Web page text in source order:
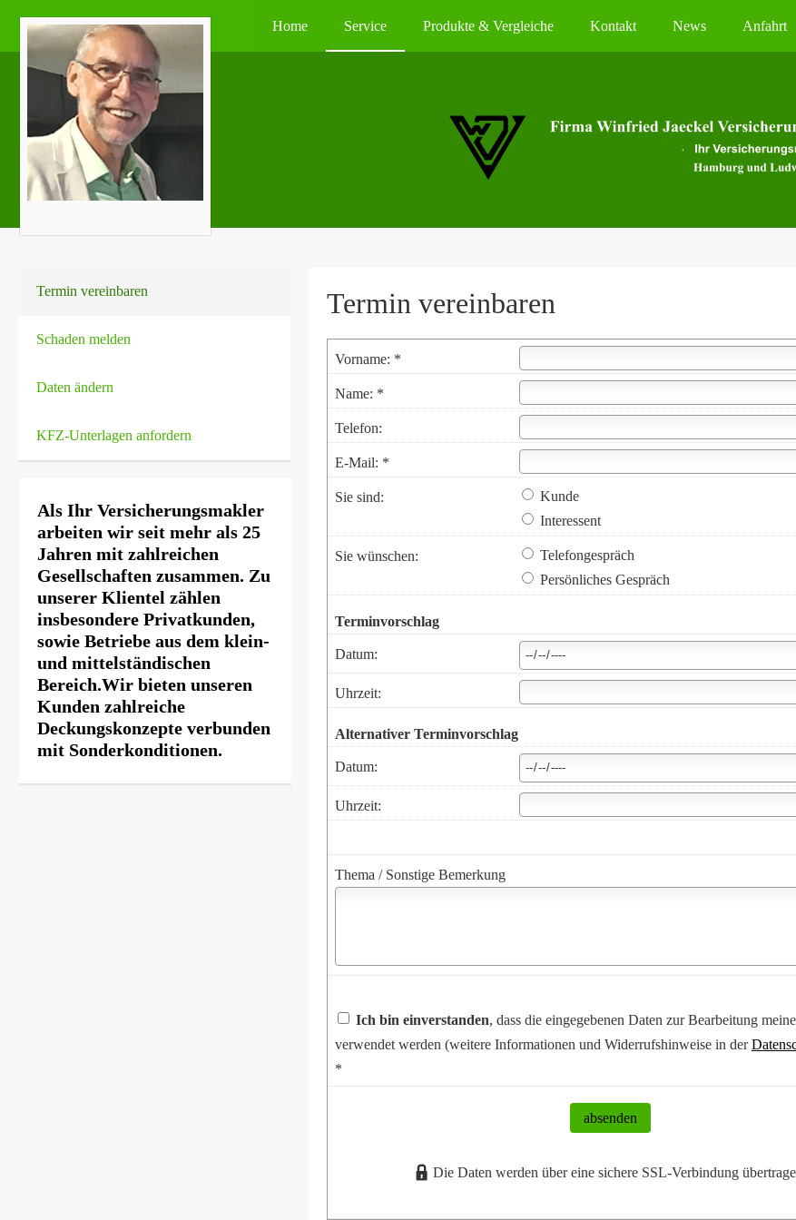
Home Service
Termin ver­ein­baren
Schaden melden
Daten ändern
KFZ-Unterlagen anfordern
Produkte & Vergleiche Kontakt News Anfahrt
Als Ihr Ver­sicherungs­makler
arbeiten wir seit mehr als 25
Jahren mit zahlreichen
Gesellschaften zusammen. Zu
unserer Klientel zählen
insbesondere Privatkunden,
sowie Betriebe aus dem klein-
und mittelständischen
Bereich.Wir bieten unseren
Kunden zahlreiche
Deckungskonzepte verbunden
mit Sonderkonditionen.
Termin ver­ein­baren
Vorname: *
Name: *
Telefon:
E-Mail: *
Sie sind:
Kunde
Interessent
Sie wünschen:
Telefongespräch
Persönliches Gespräch
Terminvorschlag
Datum:
Uhrzeit:
Alternativer Terminvorschlag
Datum:
Uhrzeit:
Thema / Sonstige Bemerkung
Ich bin einverstanden, dass die eingegebenen Daten zur Bearbeitung
verwendet werden (weitere Informationen und Widerrufshinweise in der
*
absenden
Die Daten werden über eine sichere SSL-Verbindung